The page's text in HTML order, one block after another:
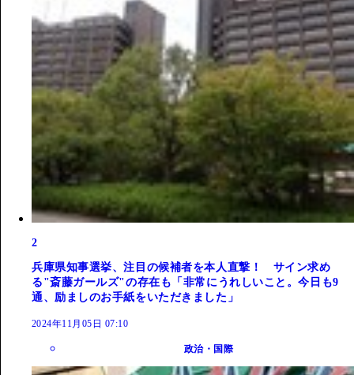
2
兵庫県知事選挙、注目の候補者を本人直撃！ サイン求め
る"斎藤ガールズ"の存在も「非常にうれしいこと。今日も9
通、励ましのお手紙をいただきました」
2024年11月05日 07:10
政治・国際